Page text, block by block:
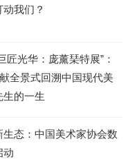
我们？
匠光华：庞薰琹特展”：
全景式回溯中国现代美
生的一生
态：中国美术家协会数
动